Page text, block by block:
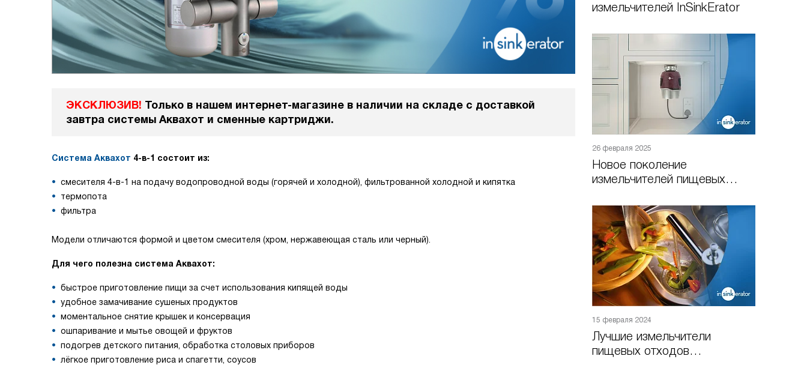
ЭКСКЛЮЗИВ! Только в нашем интернет-магазине в наличии на складе с доставкой
завтра системы Аквахот и сменные картриджи.
Система Аквахот 4-в-1 состоит из:
смесителя 4-в-1 на подачу водопроводной воды (горячей и холодной), фильтрованной холодной и кипятка
термопота
фильтра
Модели отличаются формой и цветом смесителя (хром, нержавеющая сталь или черный).
Для чего полезна система Аквахот:
быстрое приготовление пищи за счет использования кипящей воды
удобное замачивание сушеных продуктов
моментальное снятие крышек и консервация
ошпаривание и мытье овощей и фруктов
подогрев детского питания, обработка столовых приборов
лёгкое приготовление риса и спагетти, соусов
измельчителей InSinkErator
26 февраля 2025
Новое поколение
измельчителей пищевых
15 февраля 2024
Лучшие измельчители
пищевых отходов